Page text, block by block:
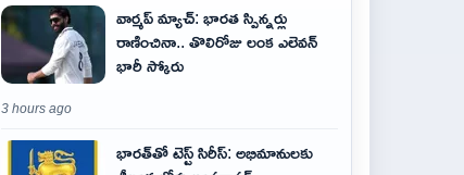
వార్మప్ మ్యాచ్: భారత స్పిన్నర్లు
రాణించినా.. తొలిరోజు లంక ఎలెవన్
భారీ స్కోరు
3 hours ago
భారత్‌తో టెస్ట్ సిరీస్: అభిమానులకు